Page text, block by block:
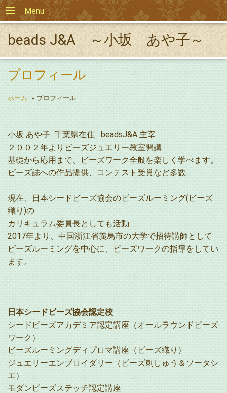
Menu
beads J&A ～小坂 あや子～
プロフィール
ホーム » プロフィール
小坂 あや子 千葉県在住 beadsJ&A 主宰
２００２年よりビーズジュエリー教室開講
基礎から応用まで、ビーズワーク全般を楽しく学べます。
ビーズ誌への作品提供、コンテスト受賞など多数
現在、日本シードビーズ協会のビーズルーミング(ビーズ
織り)の
カリキュラム委員長としても活動
2017年より、中国浙江省義烏市の大学で招待講師として
ビーズルーミングを中心に、ビーズワークの指導をしてい
ます。
日本シードビーズ協会認定校
シードビーズアカデミア認定講座（オールラウンドビーズ
ワーク）
ビーズルーミングディプロマ講座（ビーズ織り）
ジュエリーエンブロイダリー（ビーズ刺しゅう＆ソータシ
エ）
モダンビーズステッチ認定講座